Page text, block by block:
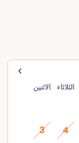
الاثنين الثلاثاء
3
4